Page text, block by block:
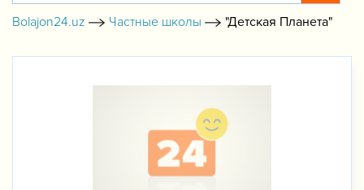
Bolajon24.uz Частные школы "Детская Планета"